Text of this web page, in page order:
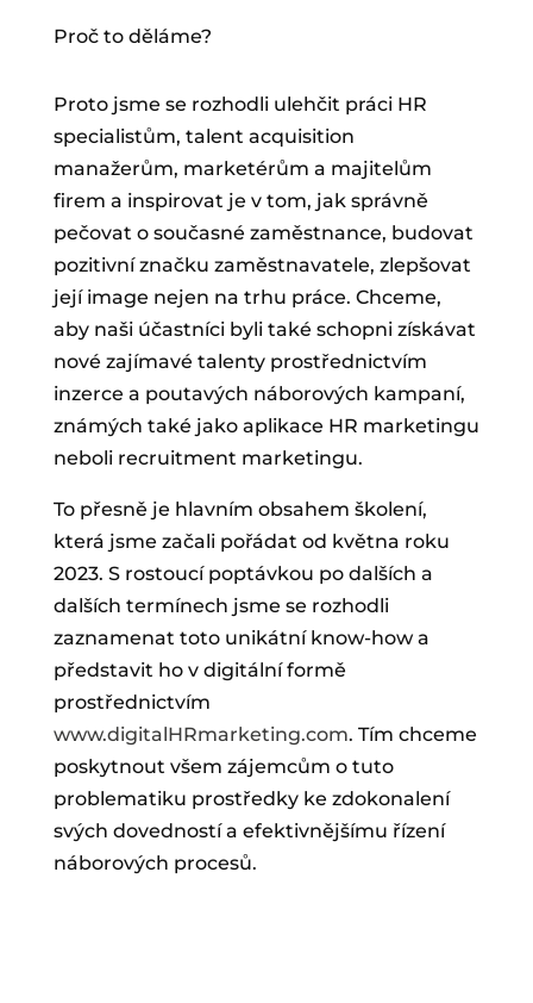
Proč to děláme?
Proto jsme se rozhodli ulehčit práci HR
specialistům, talent acquisition
manažerům, marketérům a majitelům
firem a inspirovat je v tom, jak správně
pečovat o současné zaměstnance, budovat
pozitivní značku zaměstnavatele, zlepšovat
její image nejen na trhu práce. Chceme,
aby naši účastníci byli také schopni získávat
nové zajímavé talenty prostřednictvím
inzerce a poutavých náborových kampaní,
známých také jako aplikace HR marketingu
neboli recruitment marketingu.
To přesně je hlavním obsahem školení,
která jsme začali pořádat od května roku
2023. S rostoucí poptávkou po dalších a
dalších termínech jsme se rozhodli
zaznamenat toto unikátní know-how a
představit ho v digitální formě
prostřednictvím
www.digitalHRmarketing.com. Tím chceme
poskytnout všem zájemcům o tuto
problematiku prostředky ke zdokonalení
svých dovedností a efektivnějšímu řízení
náborových procesů.